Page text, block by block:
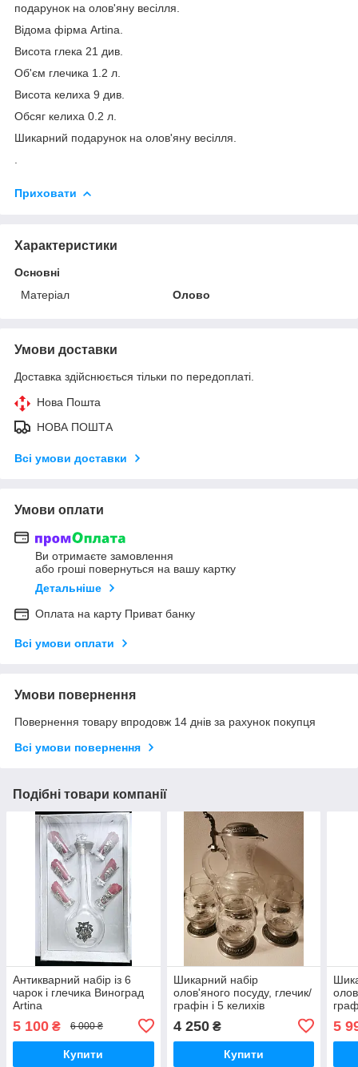
подарунок на олов'яну весілля.
Відома фірма Artina.
Висота глека 21 див.
Об'єм глечика 1.2 л.
Висота келиха 9 див.
Обсяг келиха 0.2 л.
Шикарний подарунок на олов'яну весілля.
Приховати
Характеристики
Основні
Матеріал
Олово
Умови доставки
Доставка здійснюється тільки по передоплаті.
Нова Пошта
НОВА ПОШТА
Всі умови доставки
Умови оплати
Ви отримаєте замовлення
або гроші повернуться на вашу картку
Детальніше
Оплата на карту Приват банку
Всі умови оплати
Умови повернення
Повернення товару впродовж 14 днів за рахунок покупця
Всі умови повернення
Подібні товари компанії
Антикварний набір із 6
чарок і глечика Виноград
Artina
5 100 ₴ 6 000 ₴
Купити
Шикарний набір
олов'яного посуду, глечик/
графін і 5 келихів
4 250₴
Купити
5